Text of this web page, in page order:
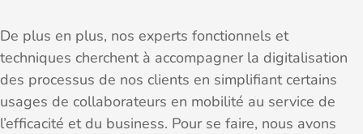
De plus en plus, nos experts fonctionnels et
techniques cherchent à accompagner la digitalisation
des processus de nos clients en simplifiant certains
usages de collaborateurs en mobilité au service de
l’efficacité et du business. Pour se faire, nous avons